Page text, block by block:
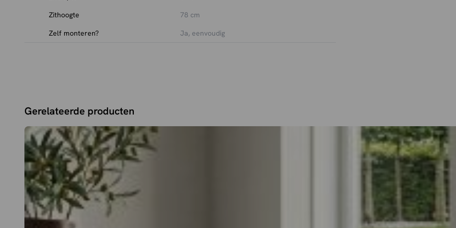
Stevig zwart metalen onderstel met uitlopende poten voor extra stabiliteit.
Ideaal voor zowel wooninterieurs als horeca- en projectinrichtingen.
Zithoogte
78 cm
Zelf monteren?
Ja, eenvoudig
Gerelateerde producten